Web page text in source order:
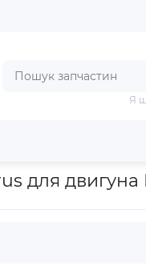
Я
МАН/MAN, RABA, Ikarus
для двигуна